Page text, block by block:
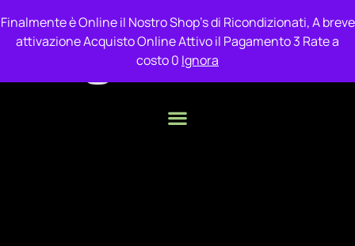
Finalmente è Online il Nostro Shop's di Ricondizionati, A breve
attivazione Acquisto Online Attivo il Pagamento 3 Rate a
costo 0 Ignora